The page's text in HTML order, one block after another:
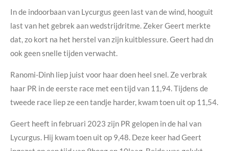
In de indoorbaan van Lycurgus geen last van de wind, hooguit
last van het gebrek aan wedstrijdritme. Zeker Geert merkte
dat, zo kort na het herstel van zijn kuitblessure. Geert had dn
ook geen snelle tijden verwacht.
Ranomi-Dinh liep juist voor haar doen heel snel. Ze verbrak
haar PR in de eerste race met een tijd van 11,94. Tijdens de
tweede race liep ze een tandje harder, kwam toen uit op 11,54.
Geert heeft in februari 2023 zijn PR gelopen in de hal van
Lycurgus. Hij kwam toen uit op 9,48. Deze keer had Geert